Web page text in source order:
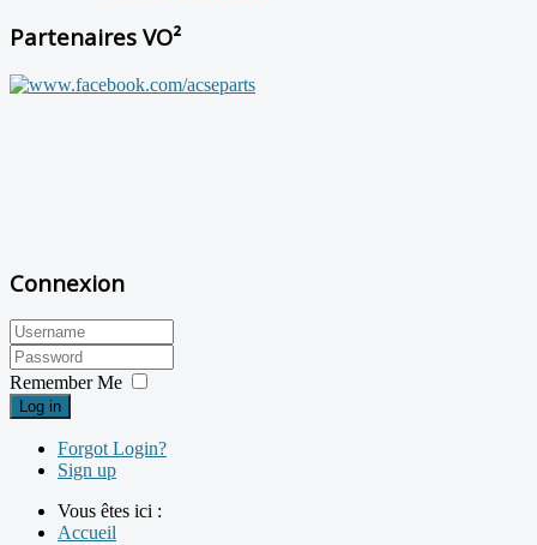
Partenaires VO²
Connexion
Remember Me
Log in
Forgot Login?
Sign up
Vous êtes ici :
Accueil